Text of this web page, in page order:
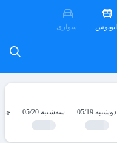
اتوبوس سواری
دوشنبه 05/19 سه‌شنبه 05/20